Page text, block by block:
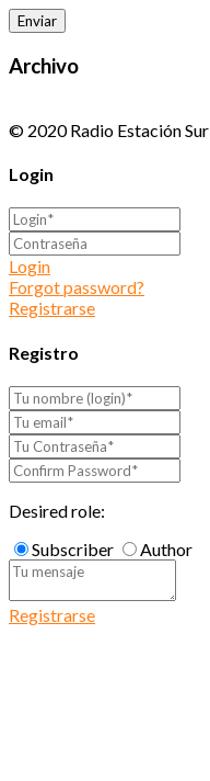
Archivo
© 2020 Radio Estación Sur
Login
Login
Forgot password?
Registrarse
Registro
Desired role:
Subscriber
Author
Registrarse